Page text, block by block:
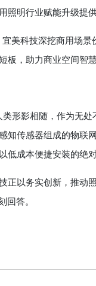
照明行业赋能升级提
科技深挖商用场景
板，助力商业空间智
影相随，作为无处
知传感器组成的物联
低成本便捷安装的绝
以务实创新，推动
回答。